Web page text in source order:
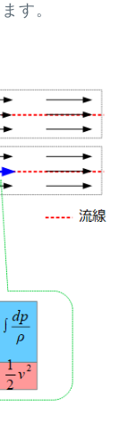
す。